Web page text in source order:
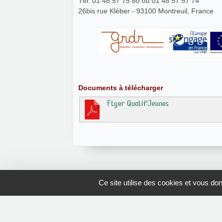
Ce site utilise des cookies et vous
26bis rue Kléber - 93100 Montreuil, France
Documents à télécharger
Flyer Qualif’Jeunes